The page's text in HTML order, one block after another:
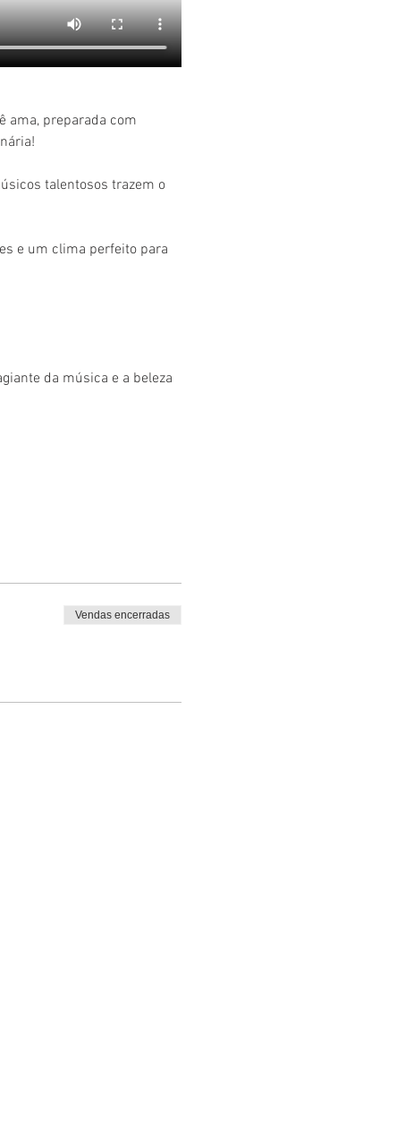
ama, preparada com
talentosos trazem o
e um clima perfeito para
da música e a beleza
Vendas encerradas